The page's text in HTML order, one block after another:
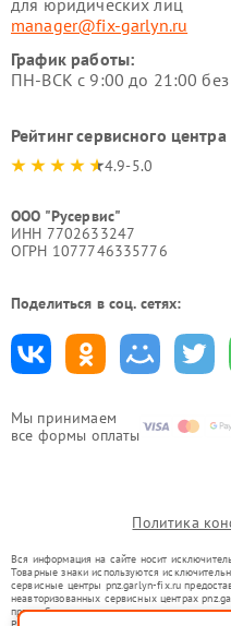
Мы принимаем
все формы оплаты
для юридических лиц
manager@fix-garlyn.ru
График работы:
ПН-ВСК с 9:00 до 21:00
Рейтинг сервисного центра
4.9-5.0
ООО "Русервис"
ИНН 7702633247
ОГРН 1077746335776
Поделиться в соц. сетях:
Политика
Вся информация на сайте носит
Товарные знаки используются
сервисные центры pnz.garlyn-fix.ru
неавторизованных сервисных центрах
правообладателями товарных знаков или